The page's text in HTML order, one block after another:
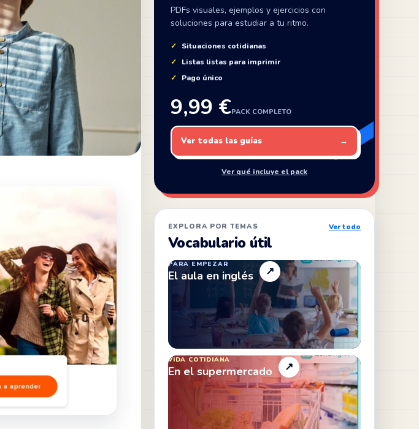
PDFs visuales, ejemplos y ejercicios con
soluciones para estudiar a tu ritmo.
Situaciones cotidianas
Listas listas para imprimir
Pago único
9,99 €PACK COMPLETO
Ver todas las guías →
Ver qué incluye el pack
EXPLORA POR TEMAS
Vocabulario útil
Ver todo
PARA EMPEZAR
El aula en inglés ↗
VIDA COTIDIANA
En el supermercado ↗